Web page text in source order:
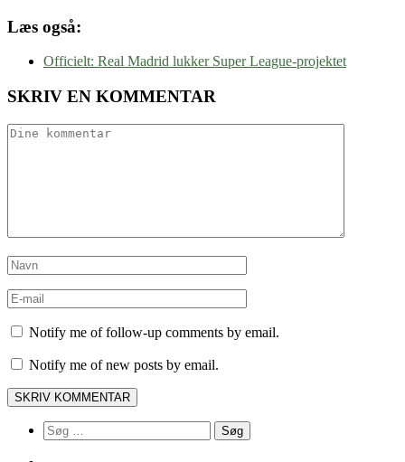
Læs også:
Officielt: Real Madrid lukker Super League-projektet
SKRIV EN KOMMENTAR
Notify me of follow-up comments by email.
Notify me of new posts by email.
Søg
efter: